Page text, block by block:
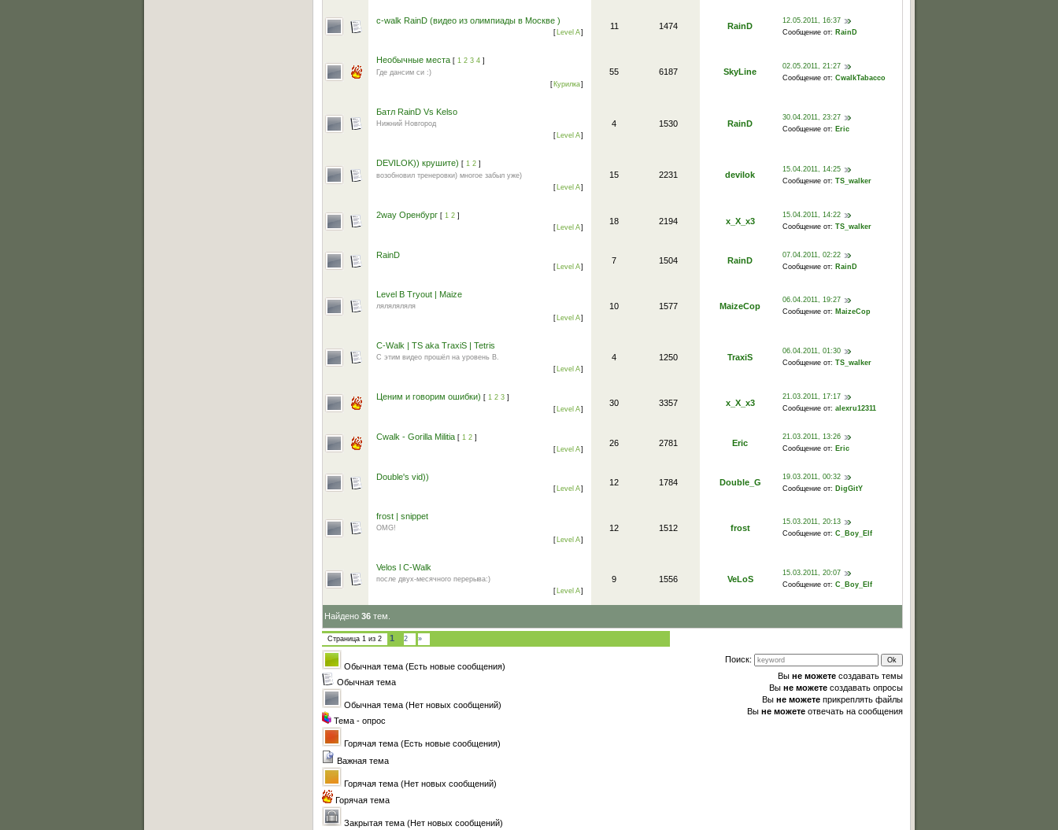
c-walk RainD (видео из олимпиады в Москве )
[ Level A]
11 1474 RainD
12.05.2011, 16:37
Сообщение от: RainD
Необычные места [ 1 2 3 4]
Где дансим си :)
[ Курилка]
55 6187 SkyLine
02.05.2011, 21:27
Сообщение от: CwalkTabacco
Батл RainD Vs Kelso
Нижний Новгород
[ Level A]
4 1530 RainD
30.04.2011, 23:27
Сообщение от: Eric
DEVILOK)) крушите) [ 1 2]
возобновил тренеровки) многое забыл уже)
[ Level A]
15 2231 devilok
15.04.2011, 14:25
Сообщение от: TS_walker
2way Оренбург [ 1 2]
[ Level A]
18 2194 x_X_x3
15.04.2011, 14:22
Сообщение от: TS_walker
RainD
[ Level A]
7 1504 RainD
07.04.2011, 02:22
Сообщение от: RainD
Level B Tryout | Maize
ляляляляля
[ Level A]
10 1577 MaizeCop
06.04.2011, 19:27
Сообщение от: MaizeCop
C-Walk | TS aka TraxiS | Tetris
С этим видео прошёл на уровень B.
[ Level A]
4 1250 TraxiS
06.04.2011, 01:30
Сообщение от: TS_walker
Ценим и говорим ошибки) [ 1 2 3]
[ Level A]
30 3357 x_X_x3
21.03.2011, 17:17
Сообщение от: alexru12311
Cwalk - Gorilla Militia [ 1 2]
[ Level A]
26 2781 Eric
21.03.2011, 13:26
Сообщение от: Eric
Double's vid))
[ Level A]
12 1784 Double_G
19.03.2011, 00:32
Сообщение от: DigGitY
frost | snippet
OMG!
[ Level A]
12 1512 frost
15.03.2011, 20:13
Сообщение от: C_Boy_Elf
Velos l C-Walk
после двух-месячного перерыва:)
[ Level A]
9 1556 VeLoS
15.03.2011, 20:07
Сообщение от: C_Boy_Elf
Найдено 36тем.
Страница 1из 2 1 2 »
Обычная тема (Есть новые сообщения)
Обычная тема
Обычная тема (Нет новых сообщений)
Тема - опрос
Горячая тема (Есть новые сообщения)
Важная тема
Горячая тема (Нет новых сообщений)
Горячая тема
Закрытая тема (Нет новых сообщений)
Поиск:
Вы не можетесоздавать темы
Вы не можетесоздавать опросы
Вы не можетеприкреплять файлы
Вы не можетеотвечать на сообщения